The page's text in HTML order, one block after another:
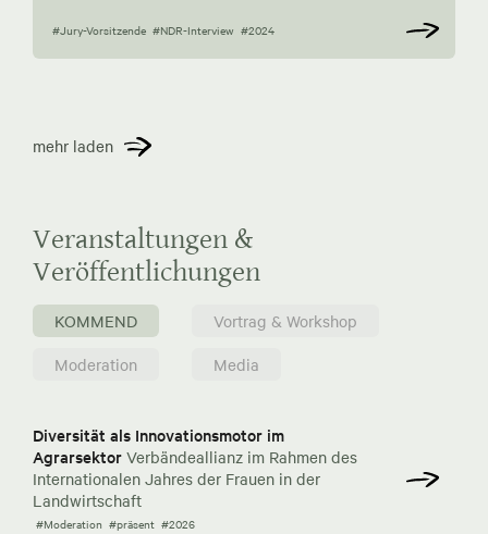
#Jury-Vorsitzende #NDR-Interview #2024
mehr laden
Veranstaltungen &
Veröffentlichungen
KOMMEND
Vortrag & Workshop
Moderation
Media
Diversität als Innovationsmotor im
Agrarsektor Verbändeallianz im Rahmen des
Internationalen Jahres der Frauen in der
Landwirtschaft
#Moderation #präsent #2026